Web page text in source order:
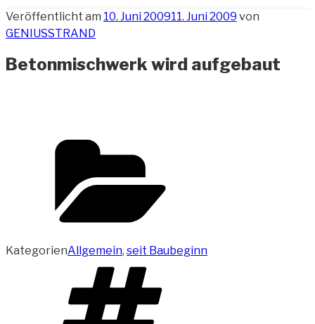
Veröffentlicht am 10. Juni 200911. Juni 2009 von
GENIUSSTRAND
Betonmischwerk wird aufgebaut
KategorienAllgemein, seit Baubeginn